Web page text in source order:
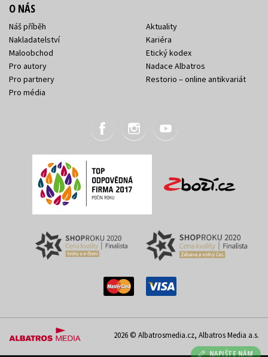
NAPIŠTE NÁM
O NÁS
Náš příběh
Nakladatelství
Maloobchod
Pro autory
Pro partnery
Pro média
Aktuality
Kariéra
Etický kodex
Nadace Albatros
Restorio – online antikvariát
2026 © Albatrosmedia.cz, Albatros Media a.s.